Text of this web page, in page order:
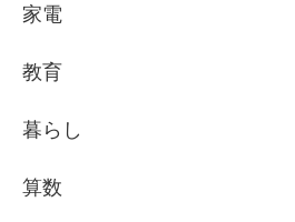
家電
教育
暮らし
算数